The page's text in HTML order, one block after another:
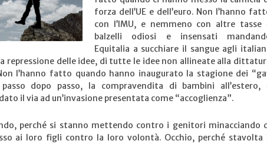
forza dell’UE e dell’euro. Non l’hanno
con l’IMU, e nemmeno con altre tasse
balzelli odiosi e insensati
Equitalia a succhiare il sangue agli
repressione delle idee, di tutte le idee non allineate alla
l’hanno fatto quando hanno inaugurato la stagione dei
dopo passo, la compravendita di bambini all’estero,
il via ad un’invasione presentata come “accoglienza”.
perché si stanno mettendo contro i genitori minacciando
ai loro figli contro la loro volontà. Occhio, perché stavolta